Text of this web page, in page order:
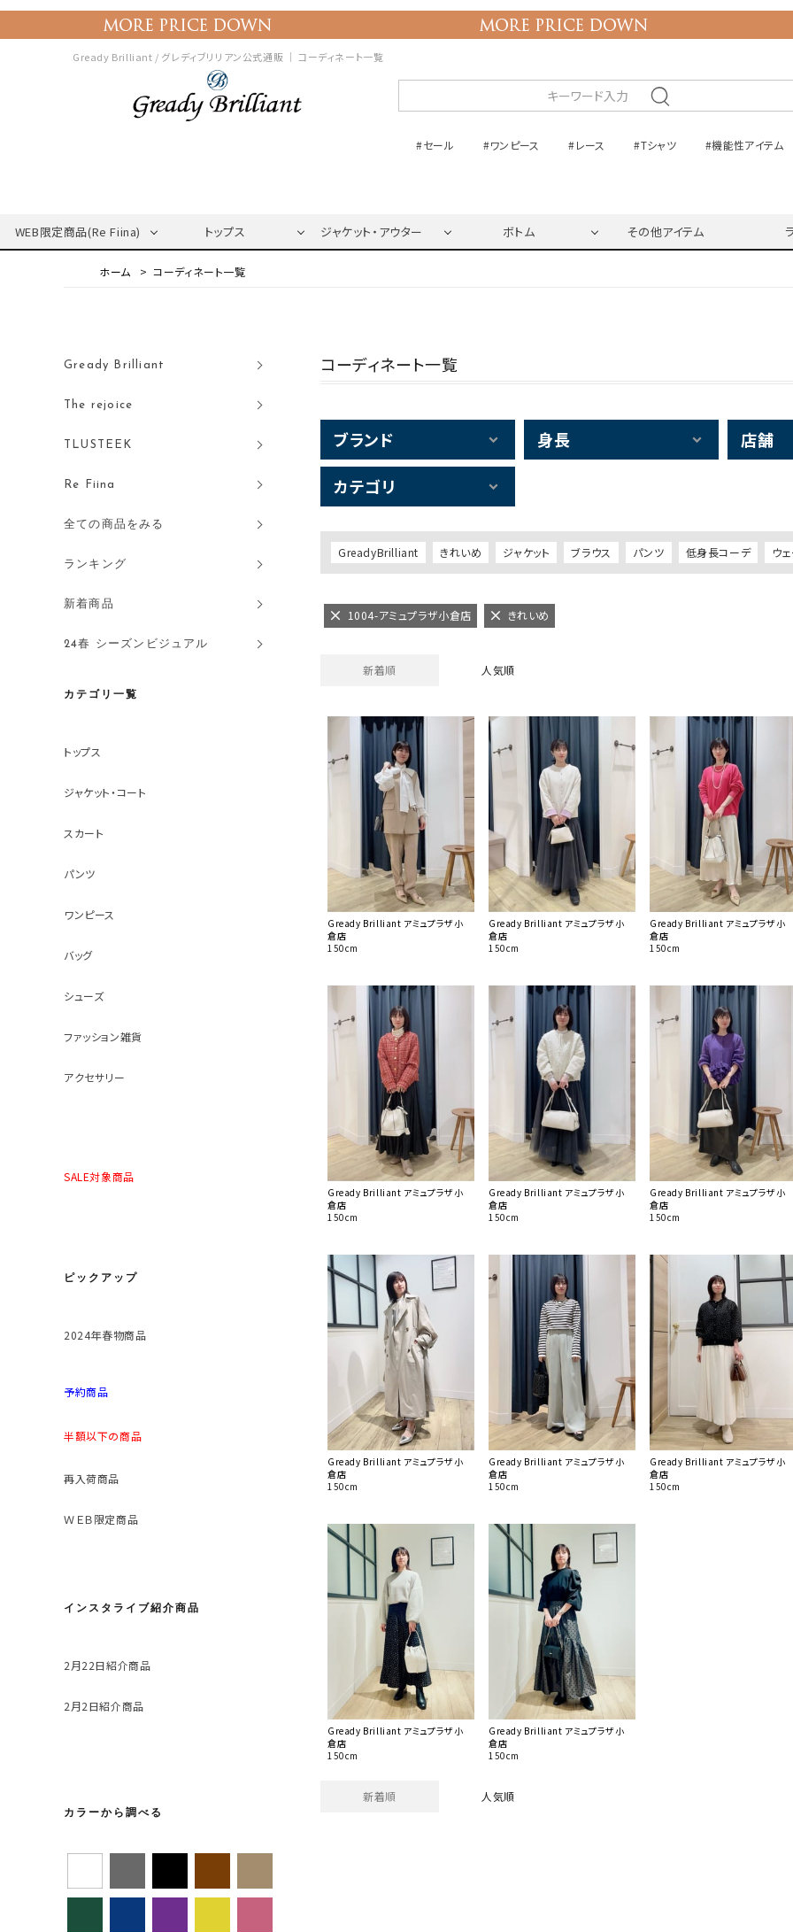
Gready Brilliant / グレディブリリアン公式通販 ｜ コーディネート一覧
#セール #ワンピース #レース #Tシャツ #機能性アイテム
WEB限定商品(Re Fiina) トップス ジャケット・アウター ボトム その他アイテム
コーディネート一覧
Gready Brilliant
The rejoice
TLUSTEEK
Re Fiina
全ての商品をみる
ランキング
新着商品
24春 シーズンビジュアル
カテゴリ一覧
トップス
ジャケット・コート
スカート
パンツ
ワンピース
バッグ
シューズ
ファッション雑貨
アクセサリー
SALE対象商品
ピックアップ
2024年春物商品
予約商品
半額以下の商品
再入荷商品
ＷＥＢ限定商品
インスタライブ紹介商品
2月22日紹介商品
2月2日紹介商品
カラーから調べる
コーディネート一覧
ブランド 身長 店舗
カテゴリ
GreadyBrilliant きれいめ ジャケット ブラウス パンツ 低身長コーデ ウ
1004-アミュプラザ小倉店 きれいめ
新着順
人気順
Gready Brilliant アミュプラザ小
倉店
150cm
Gready Brilliant アミュプラザ小
倉店
150cm
Gready Brilliant アミュプラザ小
倉店
150cm
Gready Brilliant アミュプラザ小
倉店
150cm
Gready Brilliant アミュプラザ小
倉店
150cm
Gready Brilliant アミュプラザ小
倉店
150cm
Gready Brilliant アミュプラザ小
倉店
150cm
Gready Brilliant アミュプラザ小
倉店
150cm
Gready Brilliant アミュプラザ小
倉店
150cm
Gready Brilliant アミュプラザ小
倉店
150cm
Gready Brilliant アミュプラザ小
倉店
150cm
新着順
人気順